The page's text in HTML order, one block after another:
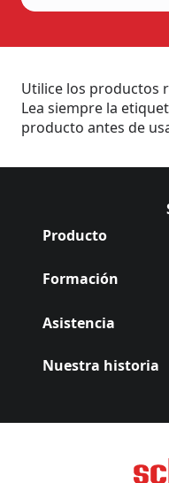
uso.
Utilice los productos
Lea siempre la
producto antes de
Producto
Formación
Asistencia
Nuestra historia